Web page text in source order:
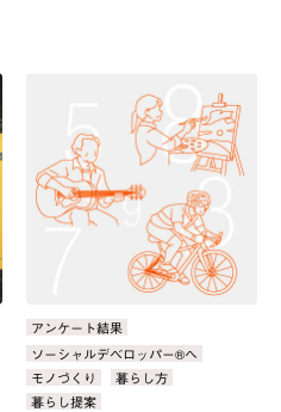
カ
テ
ゴ
リ：
アンケート結果
タ
グ：
ソーシャルデベロッパー®へ
モノづくり
暮らし方
暮らし提案